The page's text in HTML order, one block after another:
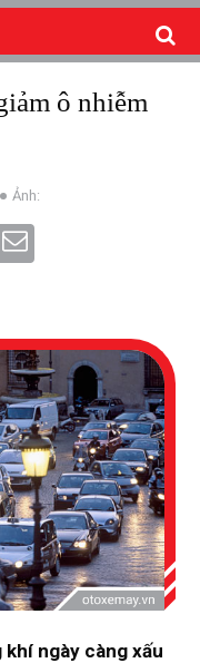
Ảnh:
ngày càng xấu